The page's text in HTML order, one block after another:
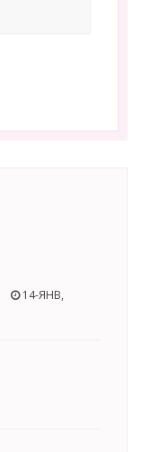
14-ЯНВ,